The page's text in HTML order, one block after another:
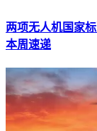
两项无人机国家
本周速递